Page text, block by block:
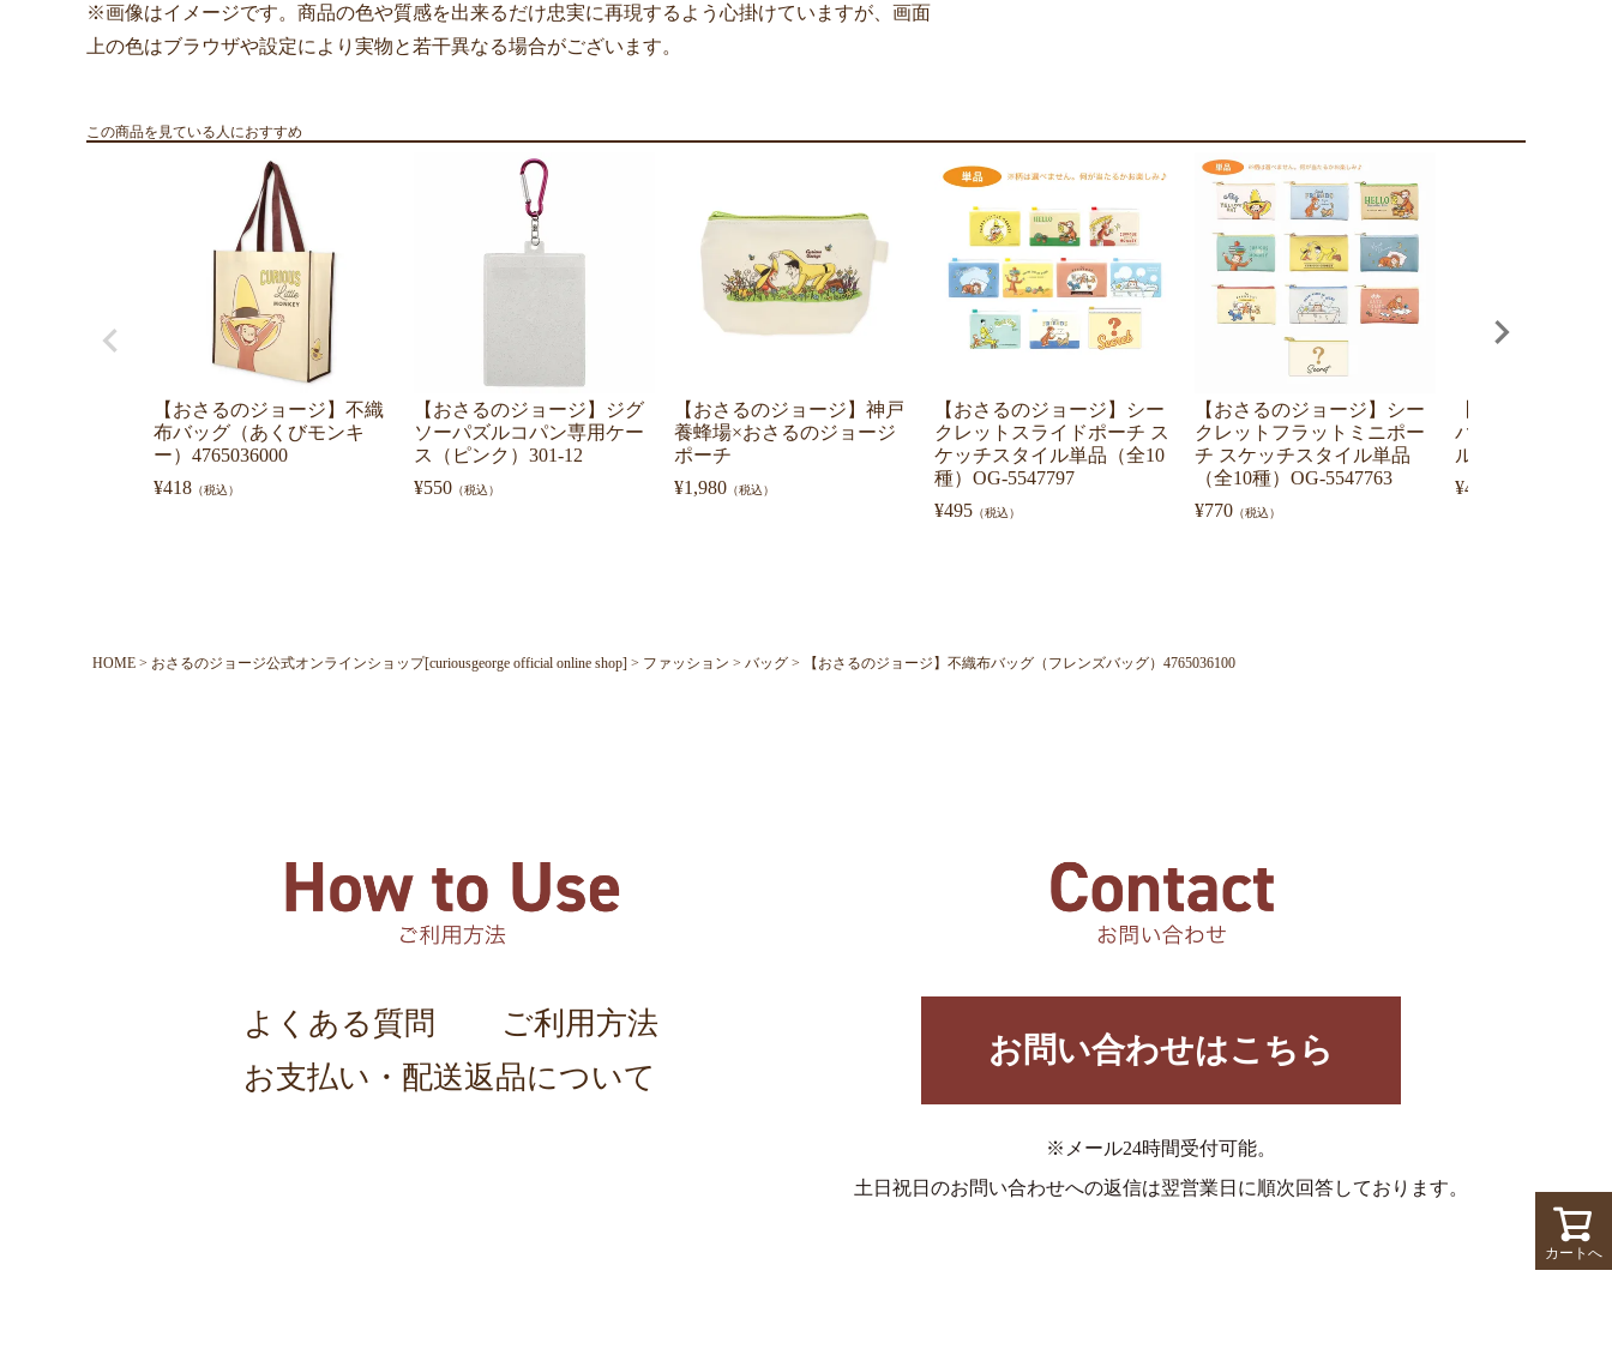
※画像はイメージです。商品の色や質感を出来るだけ忠実に再現するよう心掛けていますが、画面
上の色はブラウザや設定により実物と若干異なる場合がございます。
この商品を見ている人におすすめ
【おさるのジョージ】不織
布バッグ（あくびモンキ
ー）4765036000
¥418 （税込）
【おさるのジョージ】ジグ
ソーパズルコパン専用ケー
ス（ピンク）301-12
¥550 （税込）
【おさるのジョージ】神戸
養蜂場×おさるのジョージ
ポーチ
¥1,980 （税込）
【おさるのジョージ】シー
クレットスライドポーチ ス
ケッチスタイル単品（全10
種）OG-5547797
¥495 （税込）
【おさるのジョージ】シー
クレットフラットミニポー
チ スケッチスタイル単品
（全10種）OG-5547763
¥770 （税込）
パッド・スクエ
ル）CGG-026
¥495
カートへ
HOME おさるのジョージ公式オンラインショップ[curiousgeorge official online shop] ファッション バッグ 【おさるのジョージ】不織布バッグ（フレンズバッグ）4765036100
よくある質問
ご利用方法
お支払い・配送返品について
お問い合わせはこちら
※メール24時間受付可能。
土日祝日のお問い合わせへの返信は翌営業日に順次回答しております。